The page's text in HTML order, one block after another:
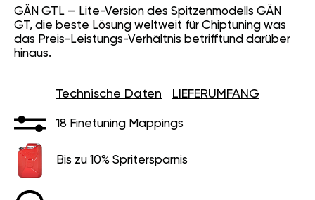
GÄN GTL — Lite-Version des Spitzenmodells GÄN
GT, die beste Lösung weltweit für Chiptuning was
das Preis-Leistungs-Verhältnis betrifftund darüber
hinaus.
Technische Daten LIEFERUMFANG
18 Finetuning Mappings
Bis zu 10% Spritersparnis